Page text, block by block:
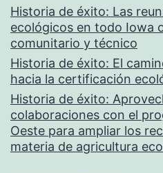
Historia de éxito: Las
ecológicos en todo Iowa
comunitario y técnico
Historia de éxito: El
hacia la certificación
Historia de éxito:
colaboraciones con el
Oeste para ampliar los
materia de agricultura